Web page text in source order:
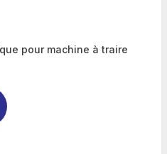
pour machine à traire